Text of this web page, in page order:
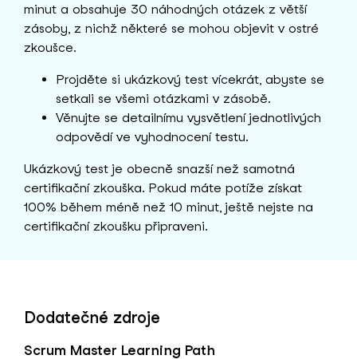
minut a obsahuje 30 náhodných otázek z větší
zásoby, z nichž některé se mohou objevit v ostré
zkoušce.
Projděte si ukázkový test vícekrát, abyste se
setkali se všemi otázkami v zásobě.
Věnujte se detailnímu vysvětlení jednotlivých
odpovědí ve vyhodnocení testu.
Ukázkový test je obecně snazší než samotná
certifikační zkouška. Pokud máte potíže získat
100% během méně než 10 minut, ještě nejste na
certifikační zkoušku připraveni.
Dodatečné zdroje
Scrum Master Learning Path